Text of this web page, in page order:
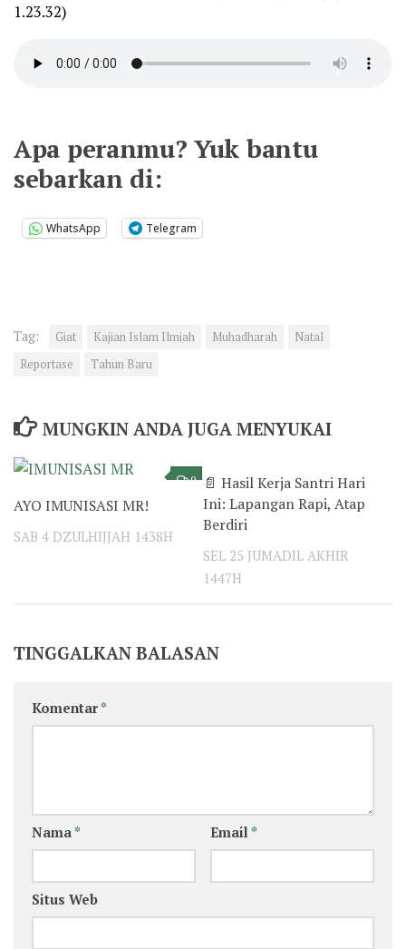
1.23.32)
Apa peranmu? Yuk bantu
sebarkan di:
WhatsApp Telegram
Tag: Giat Kajian Islam Ilmiah Muhadharah
Natal
Reportase
Tahun Baru
MUNGKIN ANDA JUGA MENYUKAI
0
AYO IMUNISASI MR!
SAB 4 DZULHIJJAH 1438H
📄 Hasil Kerja Santri Hari
Ini: Lapangan Rapi, Atap
Berdiri
SEL 25 JUMADIL AKHIR
1447H
TINGGALKAN BALASAN
Komentar*
Nama * Email *
Situs Web